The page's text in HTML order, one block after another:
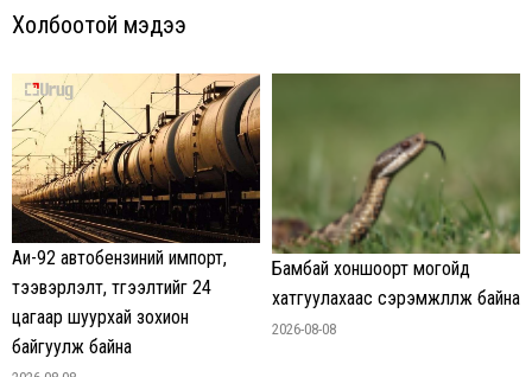
Холбоотой мэдээ
Аи-92 автобензиний импорт,
тээвэрлэлт, түгээлтийг 24
цагаар шуурхай зохион
байгуулж байна
Бамбай хоншоорт могойд
хатгуулахаас сэрэмжлүүлж байна
2026-08-08